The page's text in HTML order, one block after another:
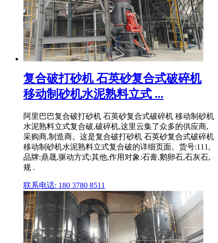
复合破打砂机 石英砂复合式破碎机
移动制砂机水泥熟料立式 ...
阿里巴巴复合破打砂机 石英砂复合式破碎机 移动制砂机
水泥熟料立式复合破,破碎机,这里云集了众多的供应商,
采购商,制造商。这是复合破打砂机 石英砂复合式破碎机
移动制砂机水泥熟料立式复合破的详细页面。货号:111,
品牌:鼎晟,驱动方式:其他,作用对象:石膏,鹅卵石,石灰石,
规 .
联系电话: 180 3780 8511